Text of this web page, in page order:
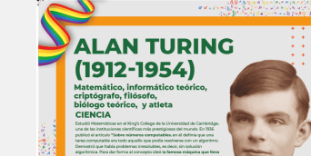
Image